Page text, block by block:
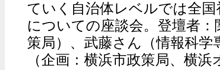
ていく自治体レベルでは全
についての座談会。登壇者
策局）、武藤さん（情報科学
（企画：横浜市政策局、横